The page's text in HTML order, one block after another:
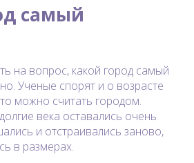
самый
на вопрос, какой город самый
Ученые спорят и о возрасте
можно считать городом.
века оставались очень
и отстраивались заново,
в размерах.